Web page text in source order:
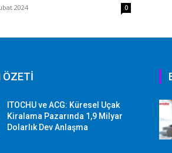
2024 0
ÖZETİ
ITOCHU ve ACG: Küresel Uçak
Kiralama Pazarında 1,9 Milyar
Dolarlık Dev Anlaşma